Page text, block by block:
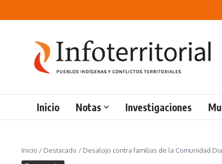
Inicio Notas Investigaciones
Inicio / Destacado / Desalojo contra familias de la Comunidad